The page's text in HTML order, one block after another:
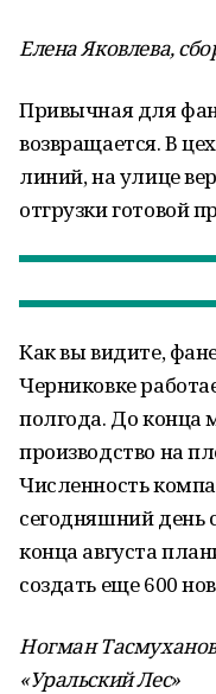
Елена Яковлева,
Привычная для
возвращается. В
линий, на улице
отгрузки готовой
Как вы видите,
Черниковке
полгода. До конца
производство на
Численность
сегодняшний день
конца августа
создать еще 600
Ногман
«Уральский Лес»